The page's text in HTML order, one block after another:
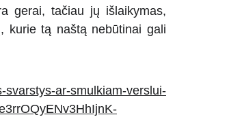
gerai, tačiau jų išlaikymas,
kurie tą naštą nebūtinai gali
svarstys-ar-smulkiam-verslui-